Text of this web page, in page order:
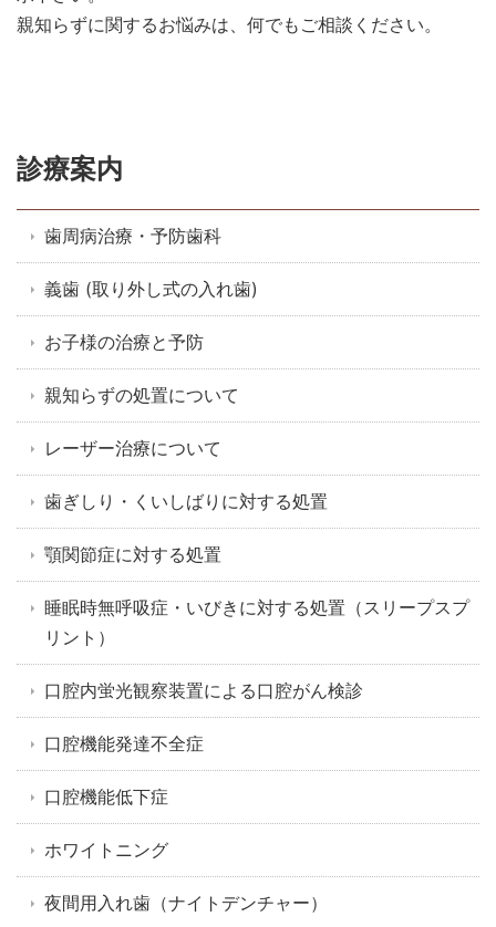
親知らずに関するお悩みは、何でもご相談ください。
診療案内
歯周病治療・予防歯科
義歯 (取り外し式の入れ歯)
お子様の治療と予防
親知らずの処置について
レーザー治療について
歯ぎしり・くいしばりに対する処置
顎関節症に対する処置
睡眠時無呼吸症・いびきに対する処置（スリープスプ
リント）
口腔内蛍光観察装置による口腔がん検診
口腔機能発達不全症
口腔機能低下症
ホワイトニング
夜間用入れ歯（ナイトデンチャー）